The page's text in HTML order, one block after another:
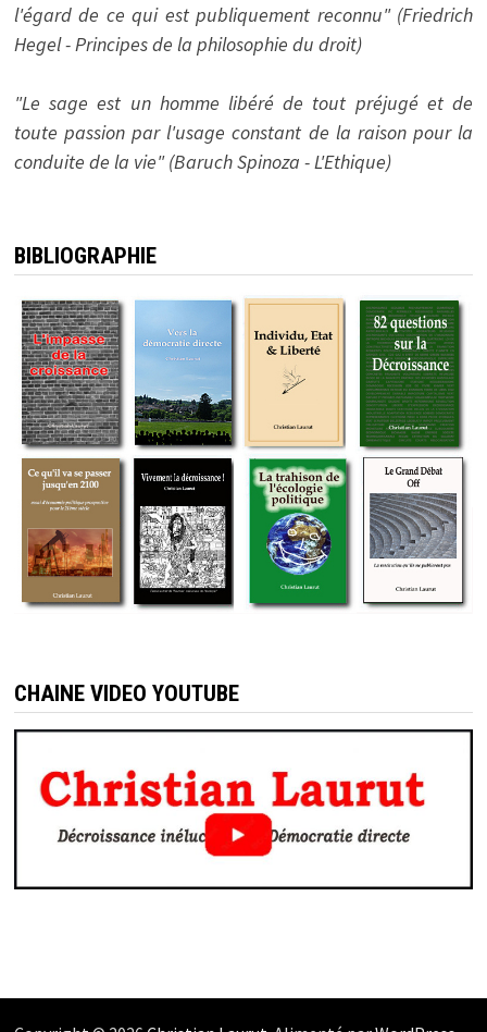
l'égard de ce qui est publiquement reconnu" (Friedrich
Hegel - Principes de la philosophie du droit)
"Le sage est un homme libéré de tout préjugé et de
toute passion par l'usage constant de la raison pour la
conduite de la vie" (Baruch Spinoza - L'Ethique)
BIBLIOGRAPHIE
CHAINE VIDEO YOUTUBE